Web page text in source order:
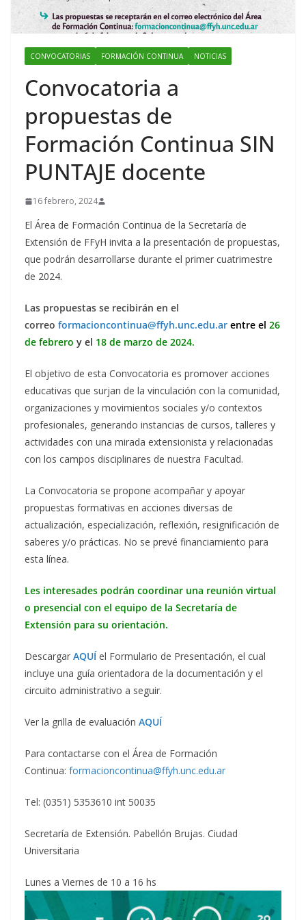
CONVOCATORIAS FORMACIÓN CONTINUA NOTICIAS
Convocatoria a
propuestas de
Formación Continua SIN
PUNTAJE docente
16 febrero, 2024
El Área de Formación Continua de la Secretaría de
Extensión de FFyH invita a la presentación de propuestas,
que podrán desarrollarse durante el primer cuatrimestre
de 2024.
Las propuestas se recibirán en el
correo formacioncontinua@ffyh.unc.edu.ar entre el 26
de febrero y el 18 de marzo de 2024.
El objetivo de esta Convocatoria es promover acciones
educativas que surjan de la vinculación con la comunidad,
organizaciones y movimientos sociales y/o contextos
profesionales, generando instancias de cursos, talleres y
actividades con una mirada extensionista y relacionadas
con los campos disciplinares de nuestra Facultad.
La Convocatoria se propone acompañar y apoyar
propuestas formativas en acciones diversas de
actualización, especialización, reflexión, resignificación de
saberes y/o prácticas. No se prevé financiamiento para
esta línea.
Les interesades podrán coordinar una reunión virtual
o presencial con el equipo de la Secretaría de
Extensión para su orientación.
Descargar AQUÍ el Formulario de Presentación, el cual
incluye una guía orientadora de la documentación y el
circuito administrativo a seguir.
Ver la grilla de evaluación AQUÍ
Para contactarse con el Área de Formación
Continua: formacioncontinua@ffyh.unc.edu.ar
Tel: (0351) 5353610 int 50035
Secretaría de Extensión. Pabellón Brujas. Ciudad
Universitaria
Lunes a Viernes de 10 a 16 hs